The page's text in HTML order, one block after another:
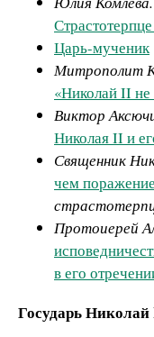
Царь-мученик
Митрополит
«Николай II не
Виктор
Николая II и
Священник
чем
Протоиерей
в его
Государь